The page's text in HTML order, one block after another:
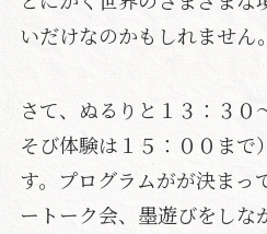
いだけなのかもしれません。
さて、ぬるりと１３：３０
そび体験は１５：００まで
す。プログラムがが決まっ
ートーク会、墨遊びをしな